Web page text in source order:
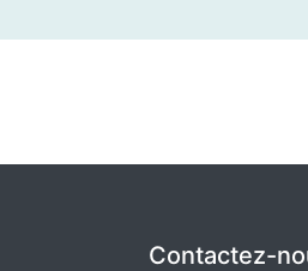
Contactez-